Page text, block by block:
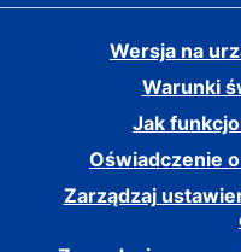
Wersja na
Warunki
Jak
Oświadczenie
Zarządzaj